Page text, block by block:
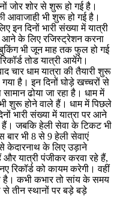
जोर शोर से शुरू हो गई है।
आवाजाही भी शुरू हो गई है।
इन दिनों भारी संख्या में यात्री
आने के लिए रजिस्ट्रेशन करना
भी जून माह तक फुल हो गई
तोड यात्री आयेंगे।
चार धाम यात्रा की तैयारी शुरू
है। इन दिनों घोड़े खच्चरों से
ढोया जा रहा है। धाम में
भी शुरू होने वाले हैं। धाम में पिछले
भारी संख्या में यात्रा पर आने
जबकि हेली सेवा के टिकट भी
भी 8 से 9 हेली सेवाएं
केदारनाथ के लिए उड़ाने
यात्री पंजीकर करवा रहे हैं,
रिकॉर्ड को कायम करेगी। वहीं
है। कभी कभार तो सांय के समय
से तीन स्थानों पर बड़े बड़े